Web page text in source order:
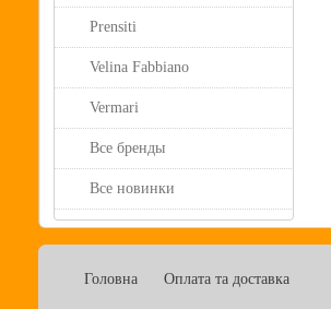
Prensiti
Velina Fabbiano
Vermari
Все бренды
Все новинки
Головна Оплата та доставка